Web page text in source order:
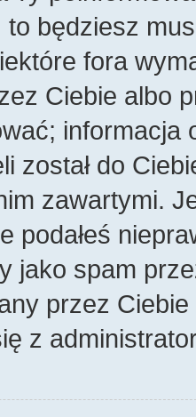
będziesz
fora
Ciebie albo
został do
zawartymi.
podałeś
jako spam
przez
z